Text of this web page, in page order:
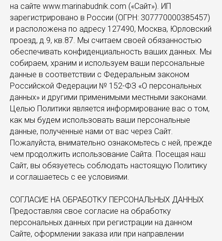
на сайте www.marinabudnik.com («Сайт»). ИП
зарегистрировано в России (ОГРН: 307770000385457)
и расположена по адресу 127490, Москва, Юрловский
проезд, д.9, кв.87. Мы считаем своей обязанностью
обеспечивать конфиденциальность ваших данных. Мы
собираем, храним и используем ваши персональные
данные в соответствии с Федеральным законом
Российской Федерации № 152-ФЗ «О персональных
данных» и другими применимыми местными законами.
Целью Политики является информирование вас о том,
как мы будем использовать ваши персональные
данные, полученные нами от вас через Сайт.
Пожалуйста, внимательно ознакомьтесь с ней, прежде
чем продолжить использование Сайта. Посещая наш
Сайт, вы обязуетесь соблюдать настоящую Политику
и соглашаетесь с ее условиями.
СОГЛАСИЕ НА ОБРАБОТКУ ПЕРСОНАЛЬНЫХ ДАННЫХ
Предоставляя свое согласие на обработку
персональных данных при регистрации на данном
Сайте, оформлении заказа или при направлении